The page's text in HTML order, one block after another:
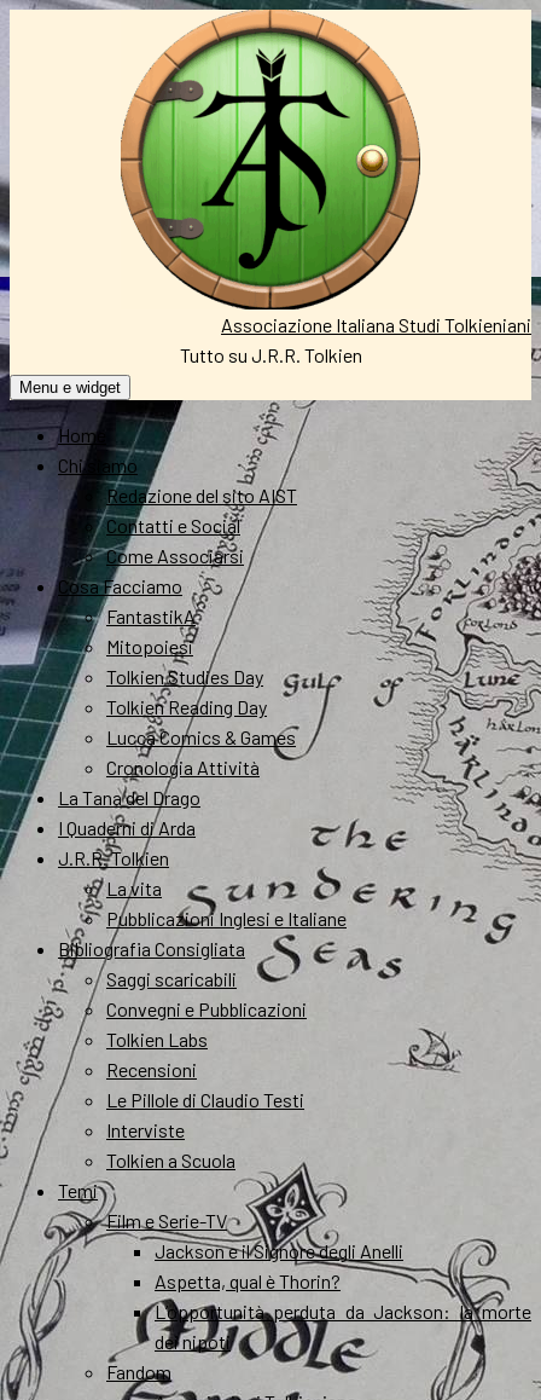
Associazione Italiana Studi Tolkieniani
Tutto su J.R.R. Tolkien
Menu e widget
Home
Chi siamo
Redazione del sito AIST
Contatti e Social
Come Associarsi
Cosa Facciamo
FantastikA
Mitopoiesi
Tolkien Studies Day
Tolkien Reading Day
Lucca Comics & Games
Cronologia Attività
La Tana del Drago
I Quaderni di Arda
J.R.R. Tolkien
La vita
Pubblicazioni Inglesi e Italiane
Bibliografia Consigliata
Saggi scaricabili
Convegni e Pubblicazioni
Tolkien Labs
Recensioni
Le Pillole di Claudio Testi
Interviste
Tolkien a Scuola
Temi
Film e Serie-TV
Jackson e il Signore degli Anelli
Aspetta, qual è Thorin?
L’opportunità perduta da Jackson: la morte
dei nipoti
Fandom